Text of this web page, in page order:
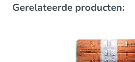
Gerelateerde producten: